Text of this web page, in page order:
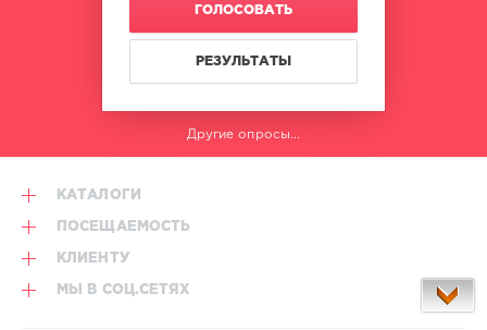
ГОЛОСОВАТЬ
РЕЗУЛЬТАТЫ
Другие опросы...
КАТАЛОГИ
ПОСЕЩАЕМОСТЬ
КЛИЕНТУ
МЫ В СОЦ.СЕТЯХ